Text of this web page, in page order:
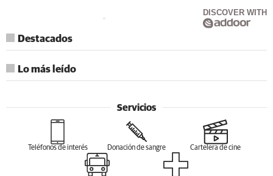
DISCOVER WITH
Destacados
Lo más leído
Servicios
Teléfonos de interés Donación de sangre Cartelera de cine